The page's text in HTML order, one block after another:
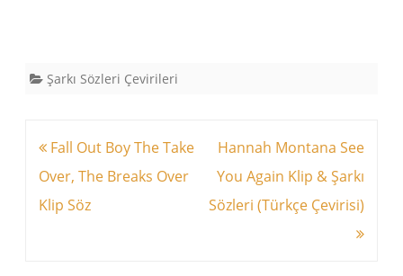
Şarkı Sözleri Çevirileri
Yazı
dolaşımı
Fall Out Boy The Take
Over, The Breaks Over
Klip Söz
Hannah Montana See
You Again Klip & Şarkı
Sözleri (Türkçe Çevirisi)